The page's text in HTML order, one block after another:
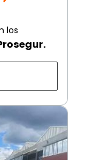
los